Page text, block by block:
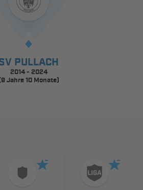
PULLACH
2014 - 2024
Jahre 10 Monate)